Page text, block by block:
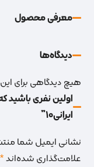
معرفی محصول
دیدگاه‌‌ها
هیچ دیدگاهی برای
اولین نفری باشید
ایرانی10”
نشانی ایمیل شما
علامت‌گذاری شده‌اند*